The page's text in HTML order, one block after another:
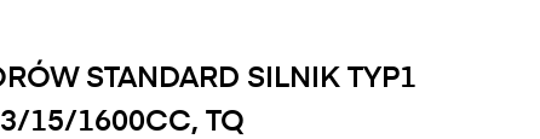
STANDARD SILNIK TYP1
15/1600CC, TQ